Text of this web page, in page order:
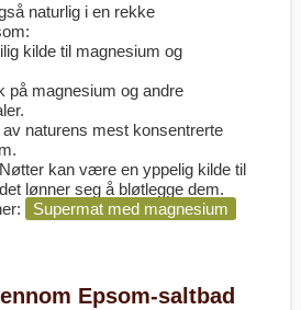
naturlig i en rekke
kilde til magnesium og
på magnesium og andre
naturens mest konsentrerte
kan være en yppelig kilde til
lønner seg å bløtlegge dem.
Supermat med magnesium
Epsom-saltbad